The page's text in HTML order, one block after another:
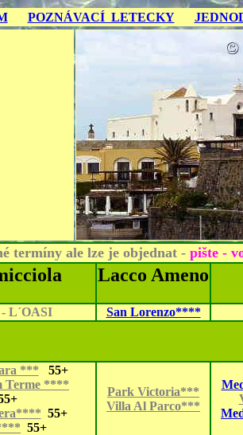
POZNÁVACÍ LETECKY
termíny ale lze je objednat - pište -
Lacco Ameno
L´OASI San Lorenzo****
*** 55+
Terme ****
55+
55+
Park Victoria***
Villa Al Parco***